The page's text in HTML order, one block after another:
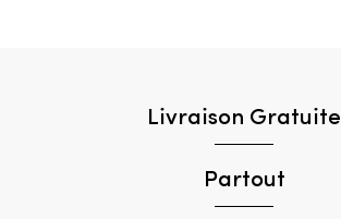
Livraison Gratuite
Partout